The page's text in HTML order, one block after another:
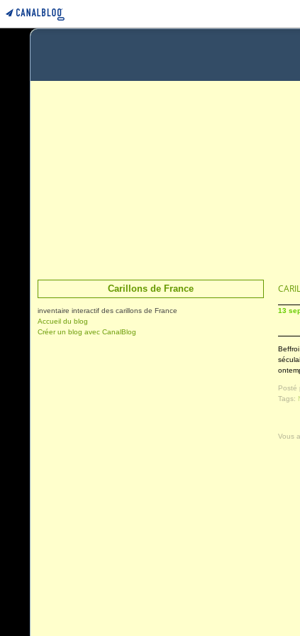
Carillons de France
inventaire interactif des carillons de France
Accueil du blog
Créer un blog avec CanalBlog
13
Posté
Tags:
Vous